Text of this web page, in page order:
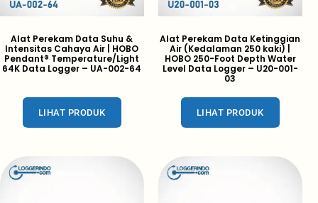
Alat Perekam Data Suhu &
Intensitas Cahaya Air | HOBO
Pendant® Temperature/Light
64K Data Logger – UA-002-64
LIHAT PRODUK
Alat Perekam Data Ketinggian
Air (Kedalaman 250 kaki) |
HOBO 250-Foot Depth Water
Level Data Logger – U20-001-
03
LIHAT PRODUK